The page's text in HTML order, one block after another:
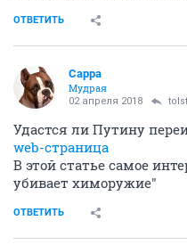
ОТВЕТИТЬ
Сарра
Мудрая
02 апреля 2018
Удастся ли Путину
web-страница
В этой статье самое
убивает химоружие"
ОТВЕТИТЬ